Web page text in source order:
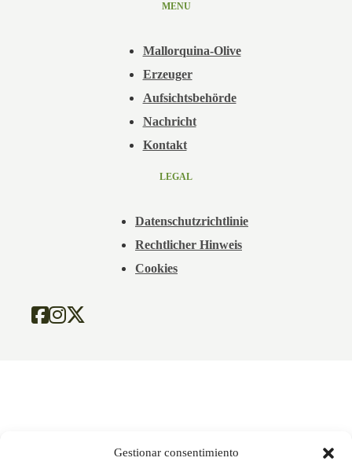
Gestionar consentimiento
MENU
Mallorquina-Olive
Erzeuger
Aufsichtsbehörde
Nachricht
Kontakt
LEGAL
Datenschutzrichtlinie
Rechtlicher Hinweis
Cookies